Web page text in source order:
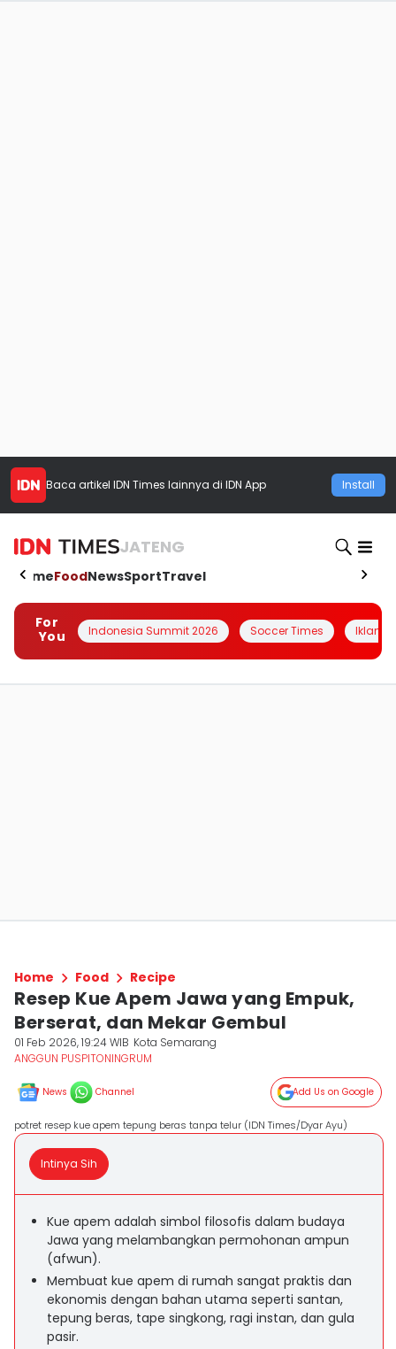
Baca artikel IDN Times lainnya di IDN App Install
JATENG
HomeFoodNewsSportTravel
For
You
Indonesia Summit 2026 Soccer Times Iklanin
Home Food Recipe
Resep Kue Apem Jawa yang Empuk,
Berserat, dan Mekar Gembul
01 Feb 2026, 19:24 WIB Kota Semarang
ANGGUN PUSPITONINGRUM
News Channel Add Us on Google
potret resep kue apem tepung beras tanpa telur (IDN Times/Dyar Ayu)
Intinya Sih
Kue apem adalah simbol filosofis dalam budaya
Jawa yang melambangkan permohonan ampun
(afwun).
Membuat kue apem di rumah sangat praktis dan
ekonomis dengan bahan utama seperti santan,
tepung beras, tape singkong, ragi instan, dan gula
pasir.